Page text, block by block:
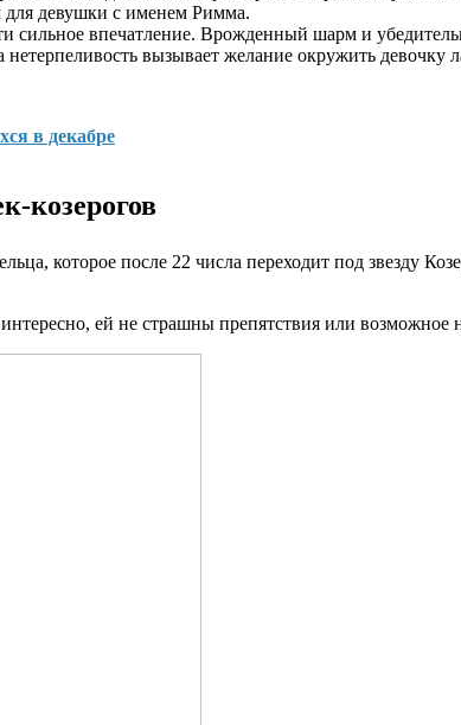
для девушки с именем Римма.
сильное впечатление. Врожденный шарм и
нетерпеливость вызывает желание окружить
в декабре
козерогов
которое после 22 числа переходит под звезду
ей не страшны препятствия или возможное